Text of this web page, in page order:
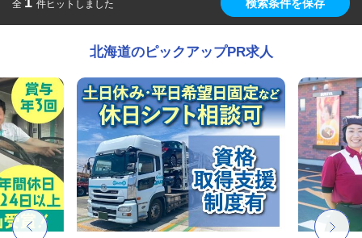
全 件ヒットしました 検索条件を保存
北海道のピックアップPR求人